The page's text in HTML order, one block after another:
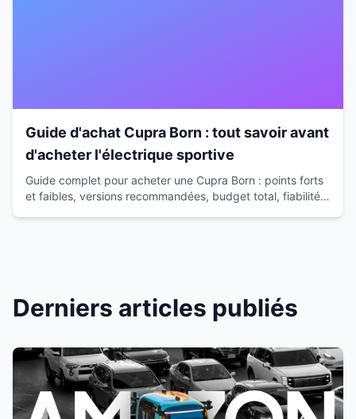
Guide d'achat Cupra Born : tout savoir avant
d'acheter l'électrique sportive
Guide complet pour acheter une Cupra Born : points forts
et faibles, versions recommandées, budget total, fiabilité.
Derniers articles publiés